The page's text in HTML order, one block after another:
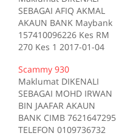
SEBAGAI AFIQ AKMAL
AKAUN BANK Maybank
157410096226 Kes RM
270 Kes 1 2017-01-04
Sumber scam.my id:708
Scammy 930
Maklumat DIKENALI
SEBAGAI MOHD IRWAN
BIN JAAFAR AKAUN
BANK CIMB 7621647295
TELEFON 0109736732